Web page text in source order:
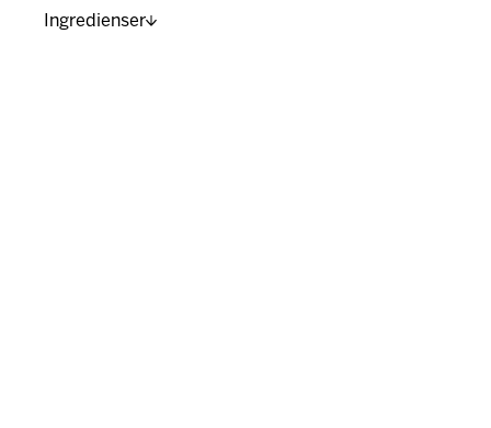
Ingredienser